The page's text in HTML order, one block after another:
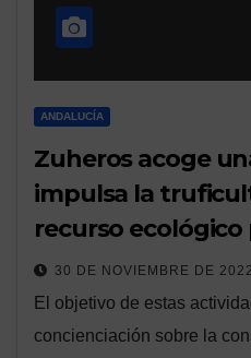
ANDALUCÍA
Zuheros acoge
impulsa la
recurso
30 DE NOVIEMBRE DE 2022
El objetivo de estas
concienciación sobre la